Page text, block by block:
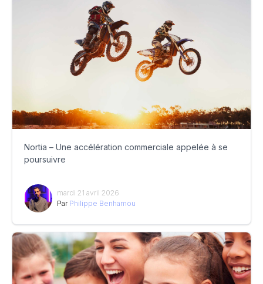
Nortia – Une accélération commerciale appelée à se
poursuivre
mardi 21 avril 2026
Par Philippe Benhamou